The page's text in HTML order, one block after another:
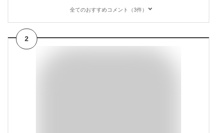
全てのおすすめコメント（3件）
2